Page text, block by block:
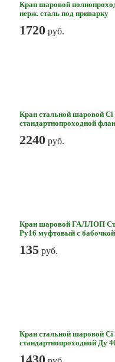
Кран шаровой
нерж. сталь под приварку
1720 руб.
Кран стальной шаровой Ci
стандартнопроходной
2240 руб.
Кран шаровой ГАЛЛОП
Ру16 муфтовый с бабочкой
135 руб.
Кран стальной шаровой Ci
стандартнопроходной Ду